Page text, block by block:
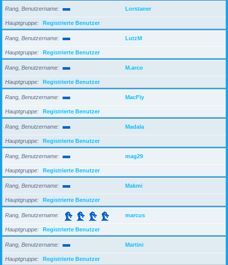
Rang, Benutzername Lorstaner
Hauptgruppe Registrierte Benutzer
Rang, Benutzername LutzM
Hauptgruppe Registrierte Benutzer
Rang, Benutzername M.arco
Hauptgruppe Registrierte Benutzer
Rang, Benutzername MacFly
Hauptgruppe Registrierte Benutzer
Rang, Benutzername Madala
Hauptgruppe Registrierte Benutzer
Rang, Benutzername mag29
Hauptgruppe Registrierte Benutzer
Rang, Benutzername Makmi
Hauptgruppe Registrierte Benutzer
Rang, Benutzername marcus
Hauptgruppe Registrierte Benutzer
Rang, Benutzername Martini
Hauptgruppe Registrierte Benutzer